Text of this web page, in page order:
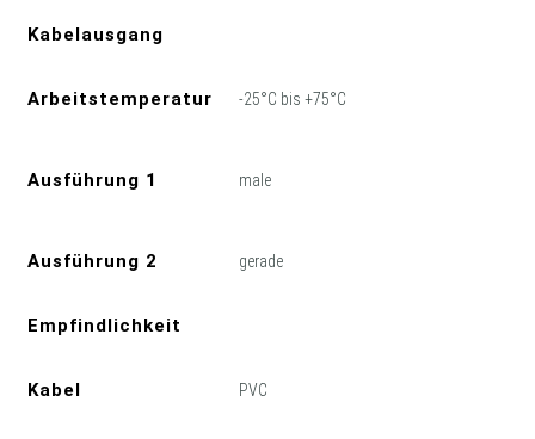
Kabelausgang
Arbeitstemperatur -25°C bis +75°C
Ausführung 1 male
Ausführung 2 gerade
Empfindlichkeit
Kabel PVC